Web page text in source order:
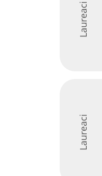
Laureaci
Laureaci